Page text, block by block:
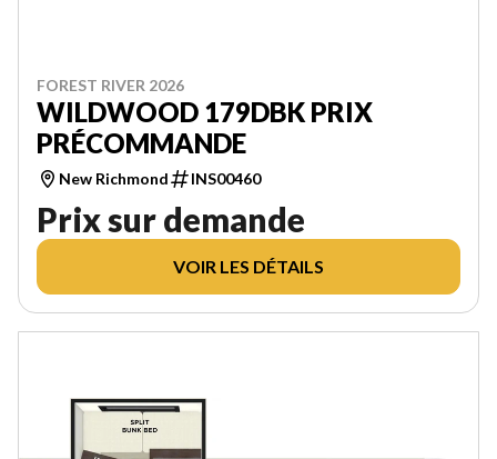
FOREST RIVER 2026
WILDWOOD 179DBK PRIX
PRÉCOMMANDE
New Richmond INS00460
Prix sur demande
VOIR LES DÉTAILS